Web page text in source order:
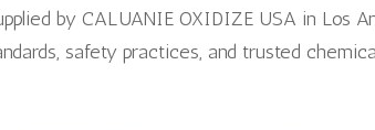
by CALUANIE OXIDIZE USA in Los
safety practices, and trusted